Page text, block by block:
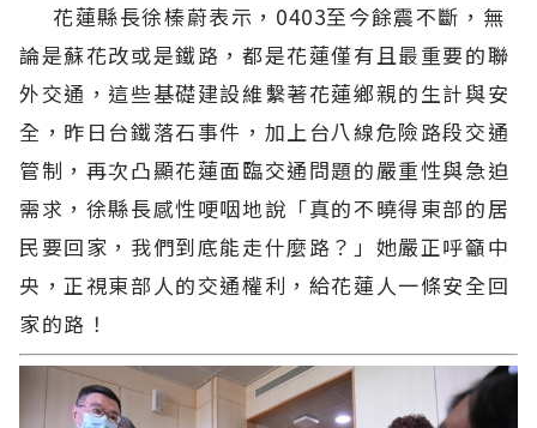
花蓮縣長徐榛蔚表示，0403至今餘震不斷，無
論是蘇花改或是鐵路，都是花蓮僅有且最重要的聯
外交通，這些基礎建設維繫著花蓮鄉親的生計與安
全，昨日台鐵落石事件，加上台八線危險路段交通
管制，再次凸顯花蓮面臨交通問題的嚴重性與急迫
需求，徐縣長感性哽咽地說「真的不曉得東部的居
民要回家，我們到底能走什麼路？」她嚴正呼籲中
央，正視東部人的交通權利，給花蓮人一條安全回
家的路！